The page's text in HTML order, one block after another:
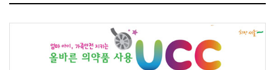
포 U
L
복
사
공
하
기
기
크
기
작
게